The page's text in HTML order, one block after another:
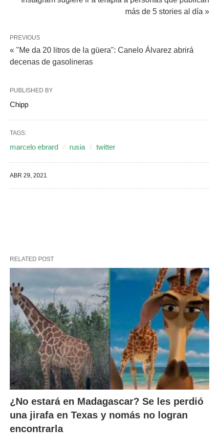
más de 5 stories al día »
PREVIOUS
« "Me da 20 litros de la güera": Canelo Álvarez abrirá
decenas de gasolineras
PUBLISHED BY
Chipp
TAGS:
marcelo ebrard rusia twitter
ABR 29, 2021
RELATED POST
¿No estará en Madagascar? Se les perdió
una jirafa en Texas y nomás no logran
encontrarla